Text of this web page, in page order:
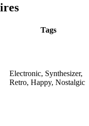
Tags
Electronic, Synthesizer,
Retro, Happy, Nostalgic